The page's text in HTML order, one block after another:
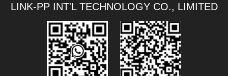
LINK-PP INT'L TECHNOLOGY CO., LIMITED